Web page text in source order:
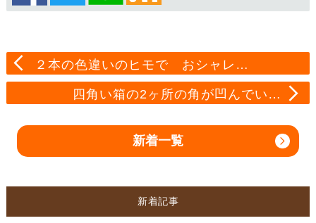
２本の色違いのヒモで おシャレ…
四角い箱の2ヶ所の角が凹んでい…
新着一覧
新着記事